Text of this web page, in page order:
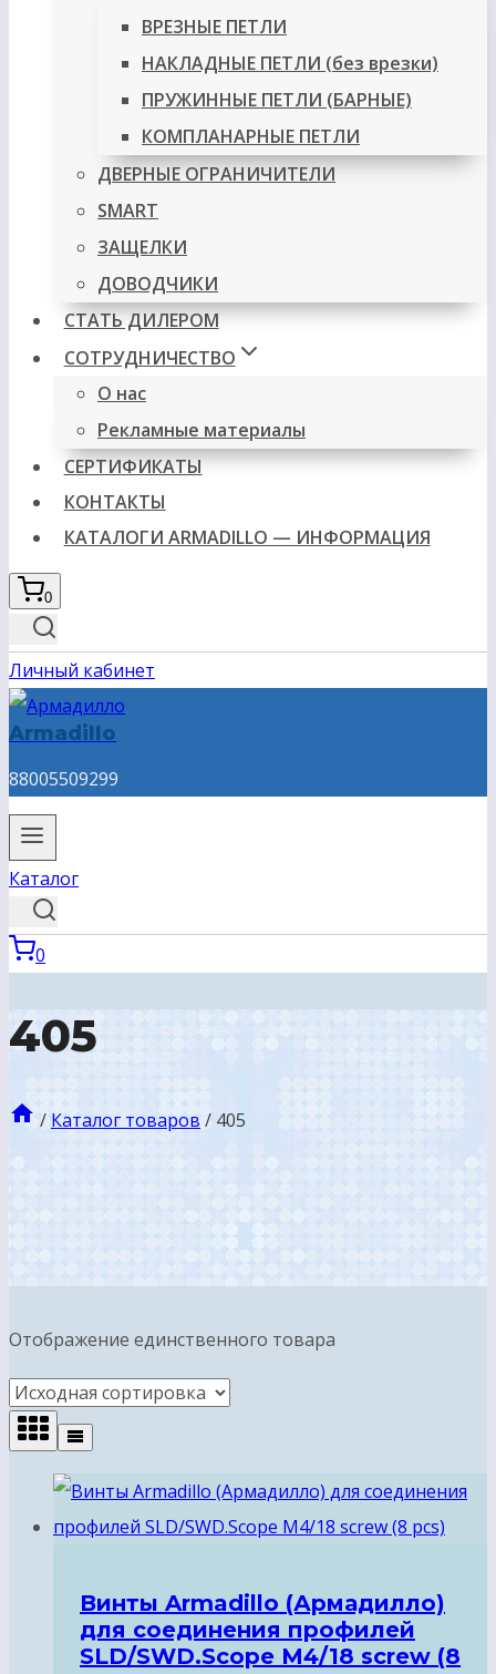
ВРЕЗНЫЕ ПЕТЛИ
НАКЛАДНЫЕ ПЕТЛИ (без врезки)
ПРУЖИННЫЕ ПЕТЛИ (БАРНЫЕ)
КОМПЛАНАРНЫЕ ПЕТЛИ
ДВЕРНЫЕ ОГРАНИЧИТЕЛИ
SMART
ЗАЩЕЛКИ
ДОВОДЧИКИ
СТАТЬ ДИЛЕРОМ
СОТРУДНИЧЕСТВО
О нас
Рекламные материалы
СЕРТИФИКАТЫ
КОНТАКТЫ
КАТАЛОГИ ARMADILLO — ИНФОРМАЦИЯ
0
Личный кабинет
Armadillo
88005509299
Каталог
0
405
/ Каталог товаров / 405
Отображение единственного товара
Винты Armadillo (Армадилло)
для соединения профилей
SLD/SWD.Scope М4/18 screw (8